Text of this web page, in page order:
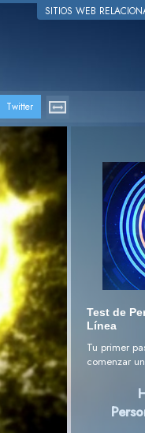
SITIOS WEB
Twitter
Test de
Línea
Tu primer
comenzar